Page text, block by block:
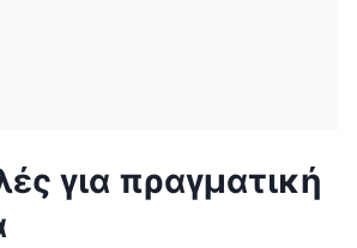
για πραγματική